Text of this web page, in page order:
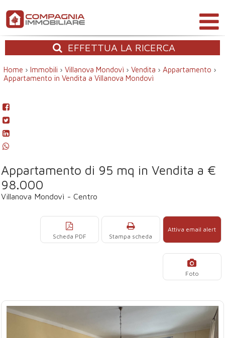
EFFETTUA LA RICERCA
Home › Immobili › Villanova Mondovì › Vendita › Appartamento ›
Appartamento in Vendita a Villanova Mondovì
Appartamento di 95 mq in Vendita a €
98.000
Villanova Mondovì - Centro
Attiva email alert
Stampa scheda
Scheda PDF
Foto